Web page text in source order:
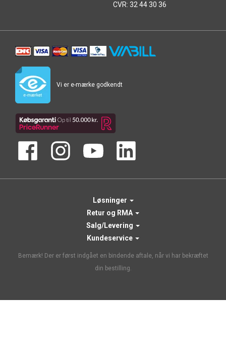
CVR: 32 44 30 36
Vi er e-mærke godkendt
Løsninger
Retur og RMA
Salg/Levering
Kundeservice
Bemærk! Der er først indgået en bindende aftale, når vi har bekræftet
din bestilling.